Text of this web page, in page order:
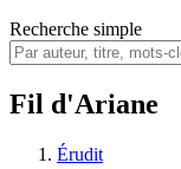
Recherche simple
Fil d'Ariane
Érudit